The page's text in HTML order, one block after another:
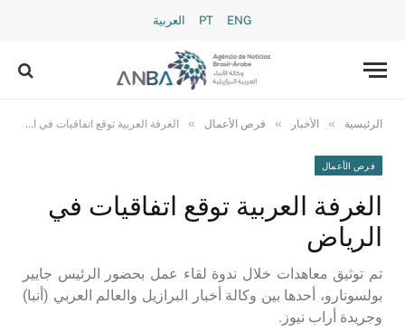
PT ENG العربية
الرئيسية » الأخبار » فرص الأعمال » الغرفة العربية توقع اتفاقيات في الرياض
فرص الأعمال
الغرفة العربية توقع اتفاقيات في
الرياض
تم توثيق معاهدات خلال ندوة لقاء عمل بحضور الرئيس جايير
بولسونارو، أحدها بين وكالة أخبار البرازيل والعالم العربي (أنبا)
وجريدة أراب نيوز.